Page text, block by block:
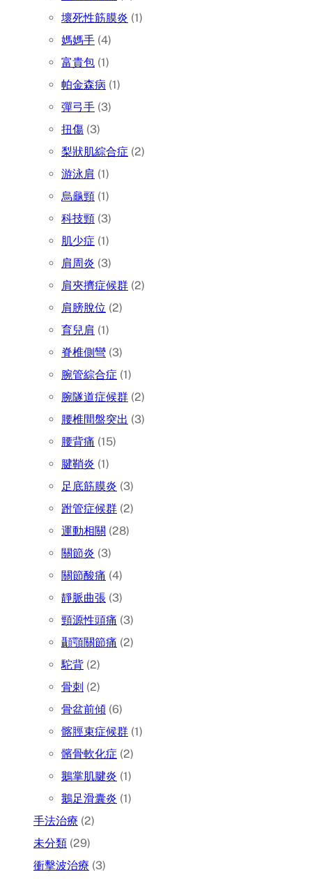
壞死性筋膜炎 (1)
媽媽手 (4)
富貴包 (1)
帕金森病 (1)
彈弓手 (3)
扭傷 (3)
梨狀肌綜合症 (2)
游泳肩 (1)
烏龜頸 (1)
科技頸 (3)
肌少症 (1)
肩周炎 (3)
肩夾擠症候群 (2)
肩膀脫位 (2)
育兒肩 (1)
脊椎側彎 (3)
腕管綜合症 (1)
腕隧道症候群 (2)
腰椎間盤突出 (3)
腰背痛 (15)
腱鞘炎 (1)
足底筋膜炎 (3)
跗管症候群 (2)
運動相關 (28)
關節炎 (3)
關節酸痛 (4)
靜脈曲張 (3)
頸源性頭痛 (3)
顳顎關節痛 (2)
駝背 (2)
骨刺 (2)
骨盆前傾 (6)
髂脛束症候群 (1)
髕骨軟化症 (2)
鵝掌肌腱炎 (1)
鵝足滑囊炎 (1)
手法治療 (2)
未分類 (29)
衝擊波治療 (3)